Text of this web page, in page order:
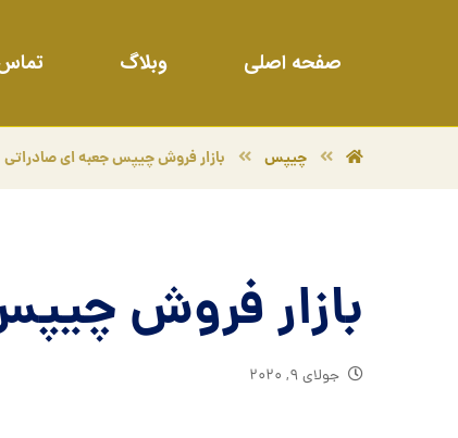
صفحه اصلی وبلاگ
چیپس بازار فروش چیپس جعبه ای صادراتی
بازار فروش
جولای ۹, ۲۰۲۰